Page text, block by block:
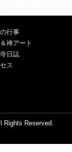
行事
禅アート
日誌
ス
Rights Reserved.